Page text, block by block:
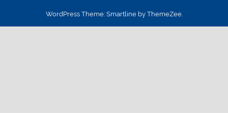
WordPress Theme: Smartline by ThemeZee.